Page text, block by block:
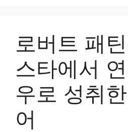
로버트 패
스타에서
우로 성취
어